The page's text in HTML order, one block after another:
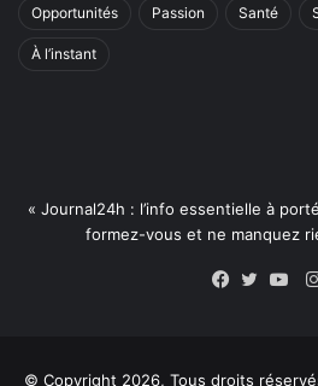
Opportunités Passion Santé
À l’instant
« Journal24h : l’info essentielle à
formez-vous et ne manquez
© Copyright 2026, Tous droits